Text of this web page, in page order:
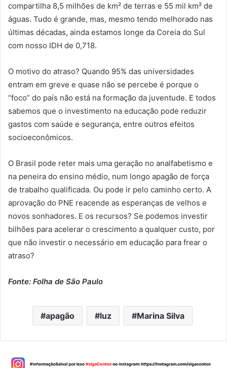
compartilha 8,5 milhões de km² de terras e 55 mil km² de
águas. Tudo é grande, mas, mesmo tendo melhorado nas
últimas décadas, ainda estamos longe da Coreia do Sul
com nosso IDH de 0,718.
O motivo do atraso? Quando 95% das universidades
entram em greve e quase não se percebe é porque o
“foco” do país não está na formação da juventude. E todos
sabemos que o investimento na educação pode reduzir
gastos com saúde e segurança, entre outros efeitos
socioeconômicos.
O Brasil pode reter mais uma geração no analfabetismo e
na peneira do ensino médio, num longo apagão de força
de trabalho qualificada. Ou pode ir pelo caminho certo. A
aprovação do PNE reacende as esperanças de velhos e
novos sonhadores. E os recursos? Se podemos investir
bilhões para acelerar o crescimento a qualquer custo, por
que não investir o necessário em educação para frear o
atraso?
Fonte: Folha de São Paulo
apagão luz Marina Silva